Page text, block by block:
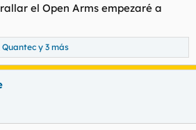
el Open Arms empezaré a
Quantec y 3 más